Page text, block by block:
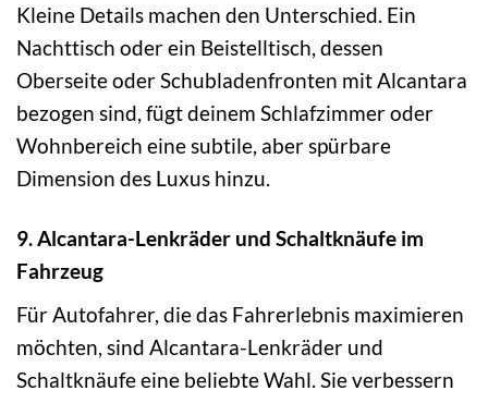
Kleine Details machen den Unterschied. Ein
Nachttisch oder ein Beistelltisch, dessen
Oberseite oder Schubladenfronten mit Alcantara
bezogen sind, fügt deinem Schlafzimmer oder
Wohnbereich eine subtile, aber spürbare
Dimension des Luxus hinzu.
9. Alcantara-Lenkräder und Schaltknäufe im
Fahrzeug
Für Autofahrer, die das Fahrerlebnis maximieren
möchten, sind Alcantara-Lenkräder und
Schaltknäufe eine beliebte Wahl. Sie verbessern